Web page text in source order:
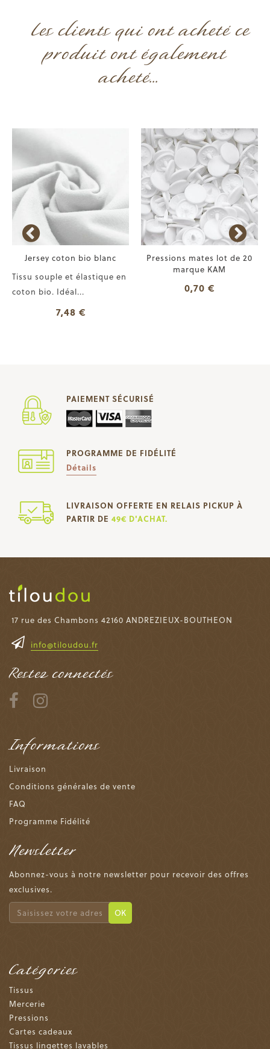
Les clients qui ont acheté ce
produit ont également
acheté...
Jersey coton bio blanc
Tissu souple et élastique en
coton bio. Idéal...
7,48 €
Pressions mates lot de 20
marque KAM
0,70 €
PAIEMENT SÉCURISÉ
PROGRAMME DE FIDÉLITÉ
Détails
LIVRAISON OFFERTE EN RELAIS PICKUP À
PARTIR DE 49€ D'ACHAT.
17 rue des Chambons 42160 ANDREZIEUX-BOUTHEON
info@tiloudou.fr
Restez connectés
Informations
Livraison
Conditions générales de vente
FAQ
Programme Fidélité
Newsletter
Abonnez-vous à notre newsletter pour recevoir des offres
exclusives.
OK
Catégories
Tissus
Mercerie
Pressions
Cartes cadeaux
Tissus lingettes lavables